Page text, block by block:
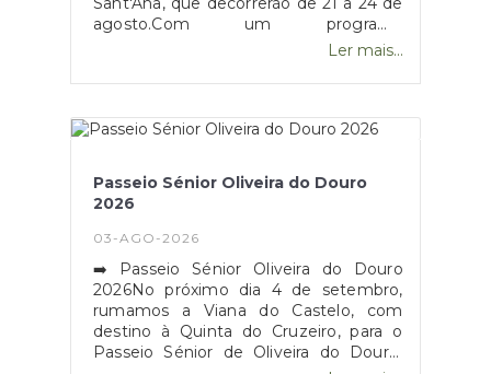
agosto.Com um programa
diversificado, que alia a dimensão
reunidas todas as condições para
alegria, honrando uma celebração que
dos Oliveirenses.
Ler mais...
Passeio Sénior Oliveira do Douro
2026
03-AGO-2026
➡️ Passeio Sénior Oliveira do Douro
2026No próximo dia 4 de setembro,
rumamos a Viana do Castelo, com
destino à Quinta do Cruzeiro, para o
Passeio Sénior de Oliveira do Douro,